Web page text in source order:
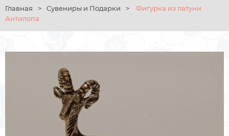
Главная > Сувениры и Подарки >
Фигурка из латуни
Антилопа